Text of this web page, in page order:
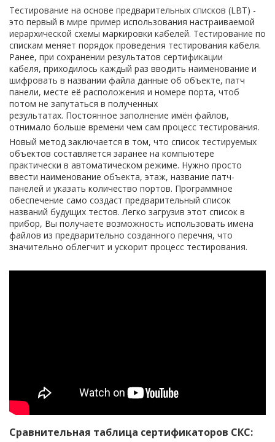
Тестирование на основе предварительных списков (LBT) -
это первый в мире пример использования настраиваемой
иерархической схемы маркировки кабелей. Тестирование по
спискам меняет порядок проведения тестирования кабеля.
Ранее, при сохранении результатов сертификации
кабеля, приходилось каждый раз вводить наименование и
шифровать в названии файла данные об объекте, патч
панели, месте её расположения и номере порта, чтоб
потом не запутаться в полученных
результатах. Постоянное заполнение имён файлов,
отнимало больше времени чем сам процесс тестирования.
Новый метод заключается в том, что список тестируемых
объектов составляется заранее на компьютере
практически в автоматическом режиме. Нужно просто
ввести наименование объекта, этаж, название патч-
панелей и указать количество портов. Программное
обеспечение само создаст предварительный список
названий будущих тестов. Легко загрузив этот список в
прибор, Вы получаете возможность использовать имена
файлов из предварительно созданного перечня, что
значительно облегчит и ускорит процесс тестирования.
Сравнительная таблица сертификаторов СКС: